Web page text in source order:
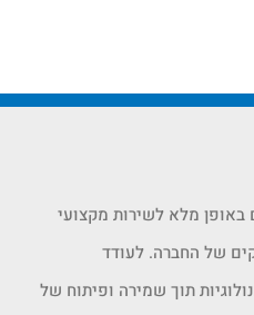
באופן מלא לשירות מקצועי
של החברה. לעודד
תוך שמירה ופיתוח של